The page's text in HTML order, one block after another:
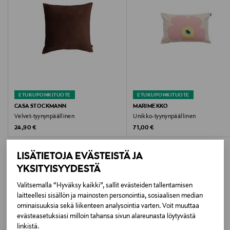
LISÄTIETOJA EVÄSTEISTÄ JA
YKSITYISYYDESTÄ
Valitsemalla “Hyväksy kaikki”, sallit evästeiden tallentamisen
laitteellesi sisällön ja mainosten personointia, sosiaalisen median
ominaisuuksia sekä liikenteen analysointia varten. Voit muuttaa
evästeasetuksiasi milloin tahansa sivun alareunasta löytyvästä
linkistä.
LT. NATURAL LINEN/BLACK
Valmistusmaa
Intia
Valmistaja
Lindex Group Oyj
ETUKUPONKITUOTE
CASA STOCKMANN
Velvet-tyynynpäällinen
Original Price
24,90 €
ETUKUPONKITUOTE
MARIMEKKO
Unikko-tyynynpäällinen
Original Price
71,00 €
LISÄÄ KIINNOSTAVIA
TUOTTEITA